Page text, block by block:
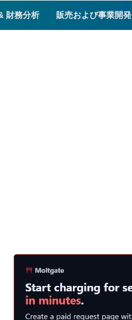
財務分析 販売および事業開発